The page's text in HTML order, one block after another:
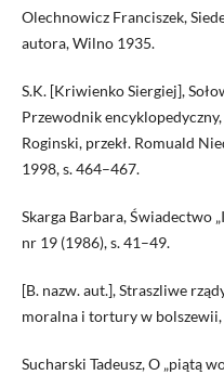
Olechnowicz Franciszek,
autora, Wilno 1935.
S.K. [Kriwienko Siergiej],
Przewodnik
Roginski, przekł. Romuald
1998, s. 464–467.
Skarga Barbara, Świadectwo
nr 19 (1986), s. 41–49.
[B. nazw. aut.], Straszliwe
moralna i tortury w bolszewii,
Sucharski Tadeusz, O „piątą